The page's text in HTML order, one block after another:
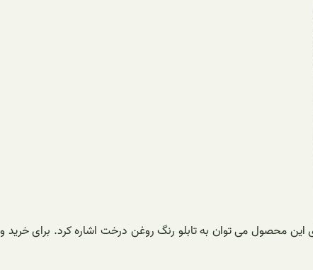
این محصول می توان به تابلو رنگ روغن درخت اشاره کرد. برای خرید و